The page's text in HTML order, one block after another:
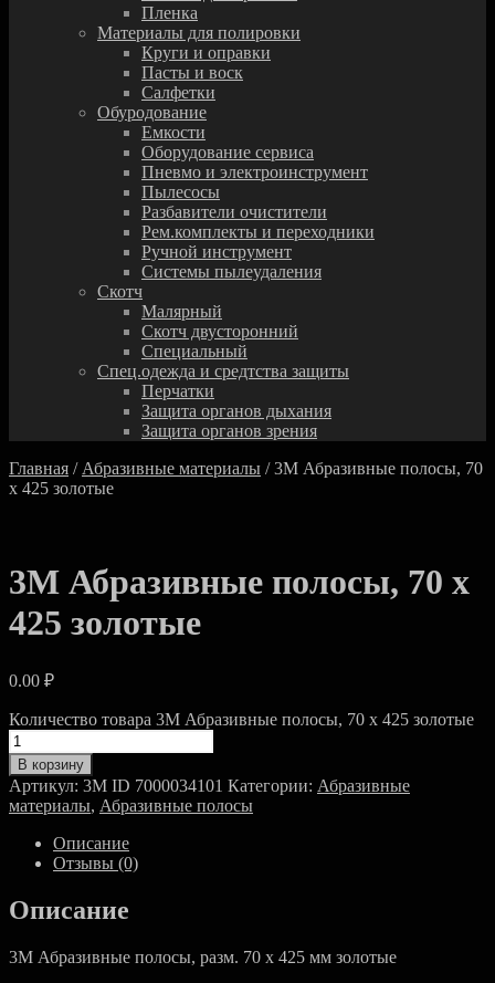
Пленка
Материалы для полировки
Круги и оправки
Пасты и воск
Салфетки
Обуродование
Емкости
Оборудование сервиса
Пневмо и электроинструмент
Пылесосы
Разбавители очистители
Рем.комплекты и переходники
Ручной инструмент
Системы пылеудаления
Скотч
Малярный
Скотч двусторонний
Специальный
Спец.одежда и средтства защиты
Перчатки
Защита органов дыхания
Защита органов зрения
Главная / Абразивные материалы / 3M Абразивные полосы, 70
х 425 золотые
3M Абразивные полосы, 70 х
425 золотые
0.00 ₽
Количество товара 3M Абразивные полосы, 70 х 425 золотые
В корзину
Артикул: 3M ID 7000034101 Категории: Абразивные
материалы, Абразивные полосы
Описание
Отзывы (0)
Описание
3M Абразивные полосы, разм. 70 х 425 мм золотые